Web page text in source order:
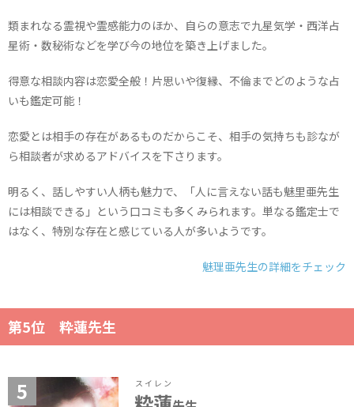
類まれなる霊視や霊感能力のほか、自らの意志で九星気学・西洋占
星術・数秘術などを学び今の地位を築き上げました。
得意な相談内容は恋愛全般！片思いや復縁、不倫までどのような占
いも鑑定可能！
恋愛とは相手の存在があるものだからこそ、相手の気持ちも診なが
ら相談者が求めるアドバイスを下さります。
明るく、話しやすい人柄も魅力で、「人に言えない話も魅里亜先生
には相談できる」という口コミも多くみられます。単なる鑑定士で
はなく、特別な存在と感じている人が多いようです。
魅理亜先生の詳細をチェック
第5位 粋蓮先生
スイレン